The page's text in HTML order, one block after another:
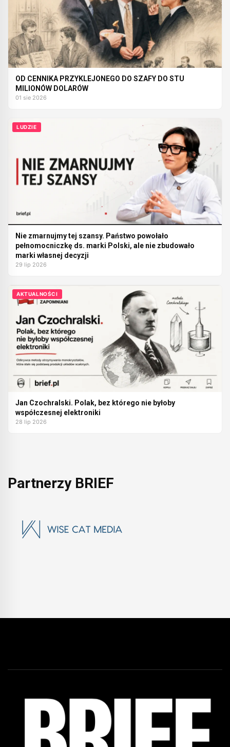
OD CENNIKA PRZYKLEJONEGO DO SZAFY DO STU
MILIONÓW DOLARÓW
01 sie 2026
LUDZIE
Nie zmarnujmy tej szansy. Państwo powołało
pełnomocniczkę ds. marki Polski, ale nie zbudowało
marki własnej decyzji
29 lip 2026
AKTUALNOŚCI
Jan Czochralski. Polak, bez którego nie byłoby
współczesnej elektroniki
28 lip 2026
Partnerzy BRIEF